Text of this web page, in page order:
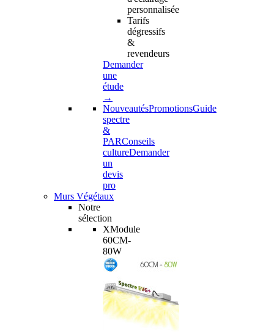
personnalisée
Tarifs
dégressifs
&
revendeurs
Demander
une
étude
→
NouveautésPromotionsGuide
spectre
&
PARConseils
cultureDemander
un
devis
pro
Murs Végétaux
Notre
sélection
XModule
60CM-
80W